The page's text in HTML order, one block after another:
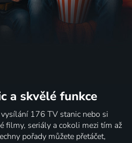
a skvělé funkce
176 TV stanic nebo si
filmy, seriály a cokoli mezi tím až
pořady můžete přetáčet,